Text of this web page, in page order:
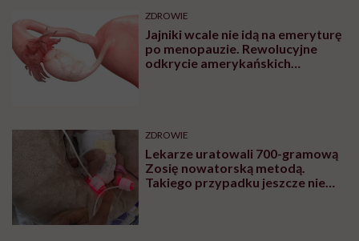
ZDROWIE
Jajniki wcale nie idą na emeryturę
po menopauzie. Rewolucyjne
odkrycie amerykańskich
ZDROWIE
Lekarze uratowali 700-gramową
Zosię nowatorską metodą.
Takiego przypadku jeszcze nie